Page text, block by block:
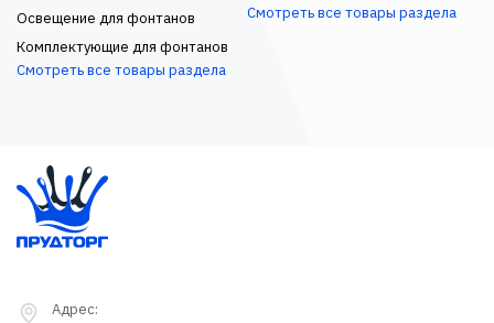
Освещение для фонтанов
Комплектующие для фонтанов
Смотреть все товары раздела
Смотреть все товары раздела
Адрес: